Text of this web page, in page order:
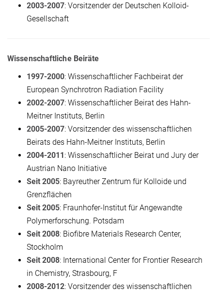
2003-2007: Vorsitzender der Deutschen Kolloid-
Gesellschaft
Wissenschaftliche Beiräte
1997-2000: Wissenschaftlicher Fachbeirat der
European Synchrotron Radiation Facility
2002-2007: Wissenschaftlicher Beirat des Hahn-
Meitner Instituts, Berlin
2005-2007: Vorsitzender des wissenschaftlichen
Beirats des Hahn-Meitner Instituts, Berlin
2004-2011: Wissenschaftlicher Beirat und Jury der
Austrian Nano Initiative
Seit 2005: Bayreuther Zentrum für Kolloide und
Grenzflächen
Seit 2005: Fraunhofer-Institut für Angewandte
Polymerforschung. Potsdam
Seit 2008: Biofibre Materials Research Center,
Stockholm
Seit 2008: International Center for Frontier Research
in Chemistry, Strasbourg, F
2008-2012: Vorsitzender des wissenschaftlichen